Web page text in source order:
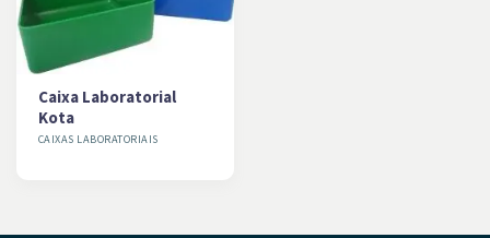
CAIXAS LABORATORIAIS
Caixa Laboratorial
Kota